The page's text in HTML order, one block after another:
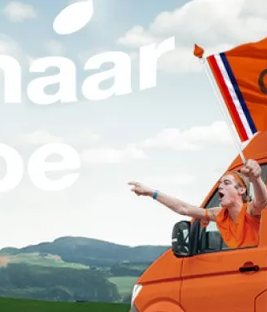
Nieuw! Coba CTM690 lichtgewicht
Juich mee als een echte Coboy!